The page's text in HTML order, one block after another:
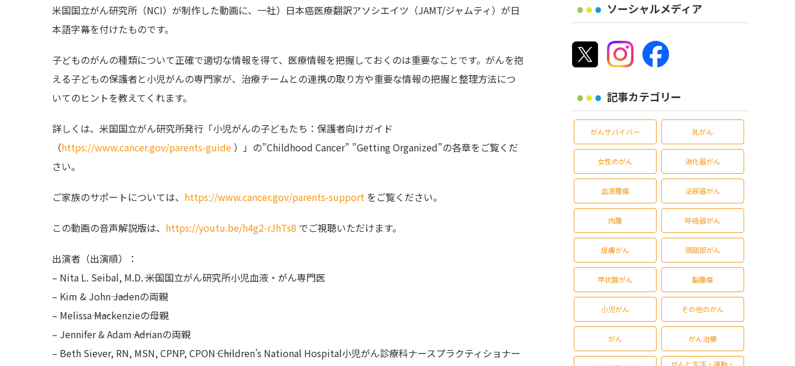
米国国立がん研究所（NCI）が制作した動画に、一社）日本癌医療翻訳アソシエイツ（JAMT/ジャムティ）が日
本語字幕を付けたものです。
子どものがんの種類について正確で適切な情報を得て、医療情報を把握しておくのは重要なことです。がんを抱
える子どもの保護者と小児がんの専門家が、治療チームとの連携の取り方や重要な情報の把握と整理方法につ
いてのヒントを教えてくれます。
詳しくは、米国国立がん研究所発行「小児がんの子どもたち：保護者向けガイド
（https://www.cancer.gov/parents-guide ）」の”Childhood Cancer” ”Getting Organized”の各章をご覧くだ
さい。
ご家族のサポートについては、 https://www.cancer.gov/parents-support をご覧ください。
この動画の音声解説版は、 https://youtu.be/h4g2-rJhTs8 でご視聴いただけます。
出演者（出演順）：
– Nita L. Seibal, M.D.―― 米国国立がん研究所小児血液・がん専門医
– Kim & John―― Jadenの両親
– Melissa―― Mackenzieの母親
– Jennifer & Adam―― Adrianの両親
– Beth Siever, RN, MSN, CPNP, CPON―― Children’s National Hospital小児がん診療科ナースプラクティショナー
ソーシャルメディア
記事カテゴリー
がんサバイバー 乳がん
女性のがん 消化器がん
血液腫瘍 泌尿器がん
肉腫 呼吸器がん
皮膚がん 頭頸部がん
甲状腺がん 脳腫瘍
小児がん その他のがん
がん がん治療
がんと生活・運動・